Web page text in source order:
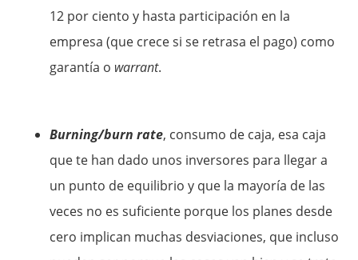
12 por ciento y hasta participación en la
empresa (que crece si se retrasa el pago) como
garantía o warrant.
Burning/burn rate, consumo de caja, esa caja
que te han dado unos inversores para llegar a
un punto de equilibrio y que la mayoría de las
veces no es suficiente porque los planes desde
cero implican muchas desviaciones, que incluso